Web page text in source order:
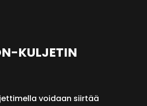
KULJETIN
voidaan siirtää